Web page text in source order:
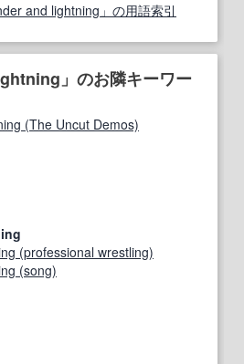
and lightning」の用語索引
」のお隣キーワー
(The Uncut Demos)
(professional wrestling)
(song)